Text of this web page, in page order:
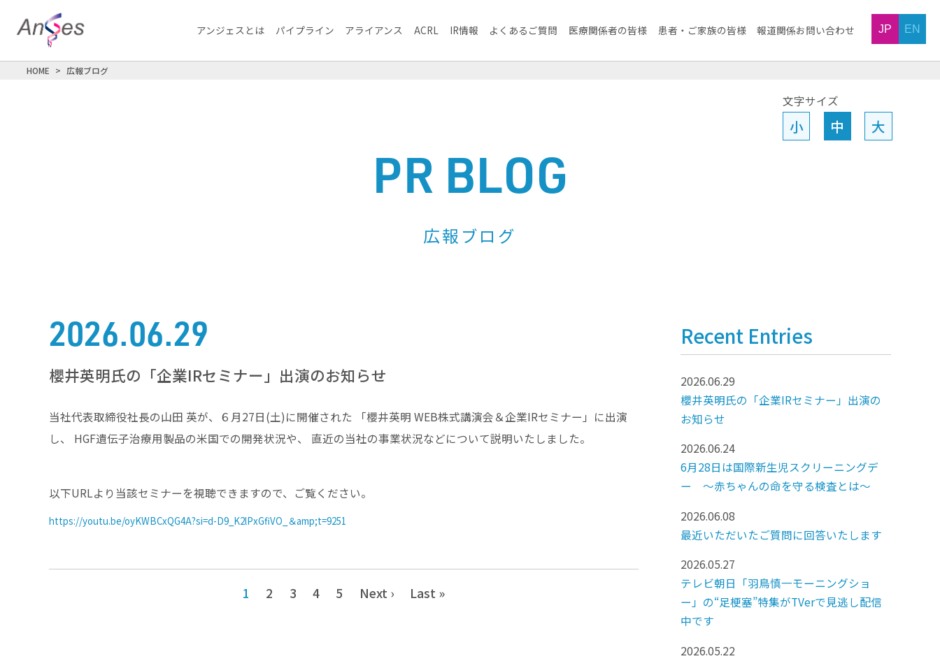
アンジェスとは パイプライン アライアンス ACRL IR情報 よくあるご質問 医療関係者の皆様 患者・ご家族の皆様 報道関係お問い合わせ JP EN
HOME 広報ブログ
PR BLOG
広報ブログ
文字サイズ
小 中 大
2026.06.29
櫻井英明氏の「企業IRセミナー」出演のお知らせ
当社代表取締役社長の山田 英が、６月27日(土)に開催された 「櫻井英明 WEB株式講演会＆企業IRセミナー」に出演
し、 HGF遺伝子治療用製品の米国での開発状況や、 直近の当社の事業状況などについて説明いたしました。
以下URLより当該セミナーを視聴できますので、ご覧ください。
https://youtu.be/oyKWBCxQG4A?si=d-D9_K2lPxGfiVO_＆amp;t=9251
1 2 3 4 5 Next › Last »
Recent Entries
2026.06.29
櫻井英明氏の「企業IRセミナー」出演の
お知らせ
2026.06.24
6月28日は国際新生児スクリーニングデ
ー ～赤ちゃんの命を守る検査とは～
2026.06.08
最近いただいたご質問に回答いたします
2026.05.27
テレビ朝日「羽鳥慎一モーニングショ
ー」の“足梗塞”特集がTVerで見逃し配信
中です
2026.05.22